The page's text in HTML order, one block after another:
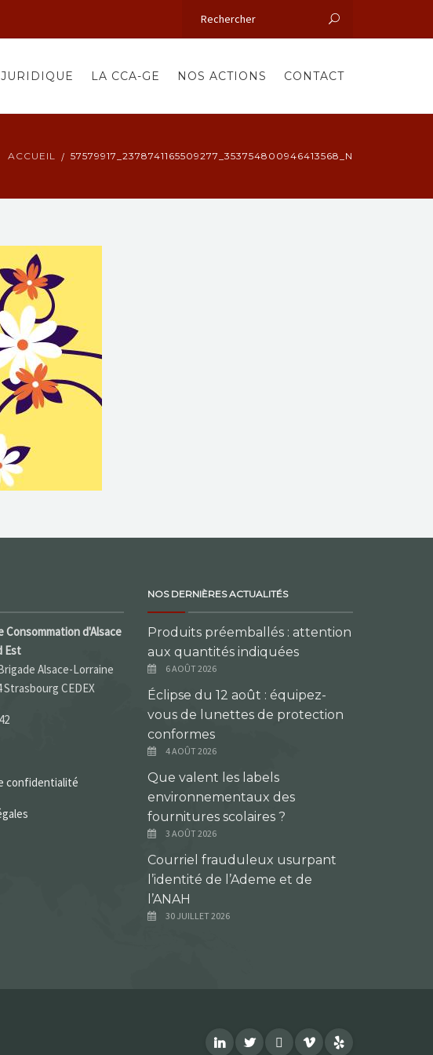
JURIDIQUE LA CCA-GE NOS ACTIONS CONTACT
ACCUEIL 57579917_2378741165509277_353754800946413568_N
Consommation d'Alsace
Est
Alsace-Lorraine
Strasbourg CEDEX
confidentialité
NOS DERNIÈRES ACTUALITÉS
Produits préemballés : attention
aux quantités indiquées
6 AOÛT 2026
Éclipse du 12 août : équipez-
vous de lunettes de protection
conformes
4 AOÛT 2026
Que valent les labels
environnementaux des
fournitures scolaires ?
3 AOÛT 2026
Courriel frauduleux usurpant
l’identité de l’Ademe et de
l’ANAH
30 JUILLET 2026